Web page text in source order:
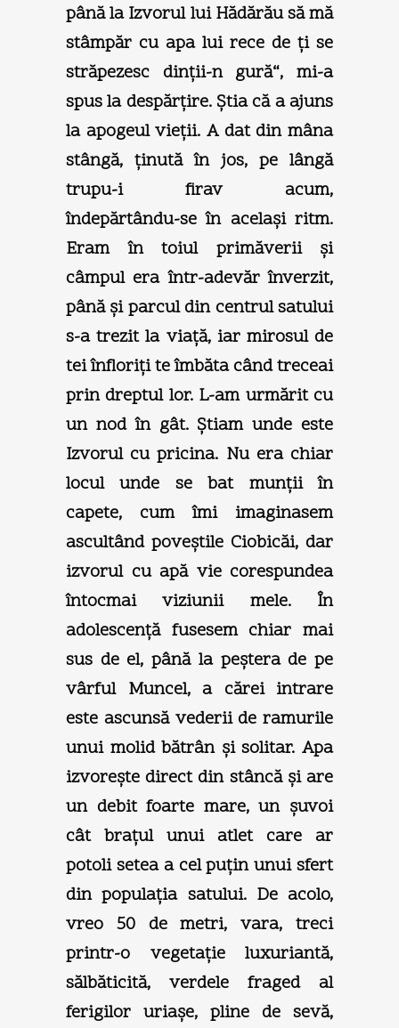
până la Izvorul lui Hădărău să mă
stâmpăr cu apa lui rece de ţi se
străpezesc dinţii-n gură“, mi-a
spus la despărţire. Ştia că a ajuns
la apogeul vieţii. A dat din mâna
stângă, ţinută în jos, pe lângă
trupu-i firav acum,
îndepărtându-se în acelaşi ritm.
Eram în toiul primăverii şi
câmpul era într-adevăr înverzit,
până şi parcul din centrul satului
s-a trezit la viaţă, iar mirosul de
tei înfloriţi te îmbăta când treceai
prin dreptul lor. L-am urmărit cu
un nod în gât. Ştiam unde este
Izvorul cu pricina. Nu era chiar
locul unde se bat munţii în
capete, cum îmi imaginasem
ascultând poveştile Ciobicăi, dar
izvorul cu apă vie corespundea
întocmai viziunii mele. În
adolescenţă fusesem chiar mai
sus de el, până la peştera de pe
vârful Muncel, a cărei intrare
este ascunsă vederii de ramurile
unui molid bătrân şi solitar. Apa
izvoreşte direct din stâncă şi are
un debit foarte mare, un şuvoi
cât braţul unui atlet care ar
potoli setea a cel puţin unui sfert
din populaţia satului. De acolo,
vreo 50 de metri, vara, treci
printr-o vegetaţie luxuriantă,
sălbăticită, verdele fraged al
ferigilor uriaşe, pline de sevă,